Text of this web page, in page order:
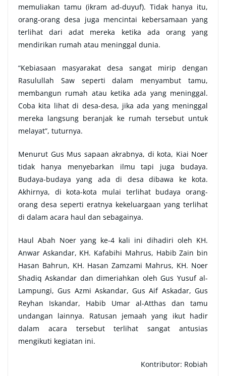
memuliakan tamu (ikram ad-duyuf). Tidak hanya itu,
orang-orang desa juga mencintai kebersamaan yang
terlihat dari adat mereka ketika ada orang yang
mendirikan rumah atau meninggal dunia.
“Kebiasaan masyarakat desa sangat mirip dengan
Rasulullah Saw seperti dalam menyambut tamu,
membangun rumah atau ketika ada yang meninggal.
Coba kita lihat di desa-desa, jika ada yang meninggal
mereka langsung beranjak ke rumah tersebut untuk
melayat”, tuturnya.
Menurut Gus Mus sapaan akrabnya, di kota, Kiai Noer
tidak hanya menyebarkan ilmu tapi juga budaya.
Budaya-budaya yang ada di desa dibawa ke kota.
Akhirnya, di kota-kota mulai terlihat budaya orang-
orang desa seperti eratnya kekeluargaan yang terlihat
di dalam acara haul dan sebagainya.
Haul Abah Noer yang ke-4 kali ini dihadiri oleh KH.
Anwar Askandar, KH. Kafabihi Mahrus, Habib Zain bin
Hasan Bahrun, KH. Hasan Zamzami Mahrus, KH. Noer
Shadiq Askandar dan dimeriahkan oleh Gus Yusuf al-
Lampungi, Gus Azmi Askandar, Gus Aif Askadar, Gus
Reyhan Iskandar, Habib Umar al-Atthas dan tamu
undangan lainnya. Ratusan jemaah yang ikut hadir
dalam acara tersebut terlihat sangat antusias
mengikuti kegiatan ini.
Kontributor: Robiah